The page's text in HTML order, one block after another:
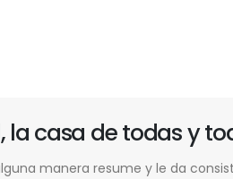
la casa de todas y
manera resume y le da